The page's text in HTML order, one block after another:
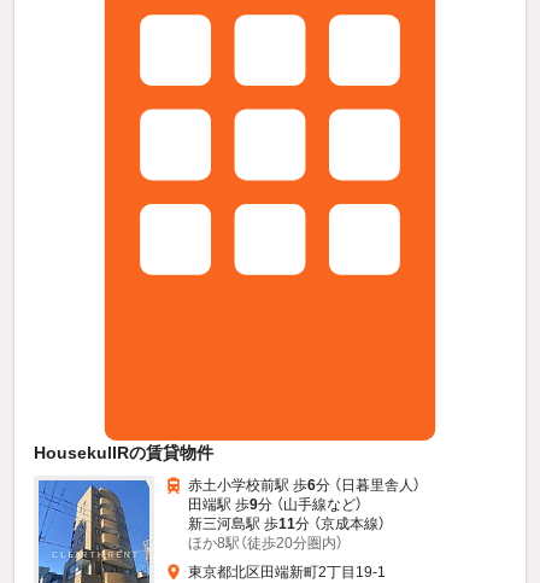
HousekulIRの賃貸物件
赤土小学校前駅 歩6分 （日暮里舎人）
田端駅 歩9分 （山手線など）
新三河島駅 歩11分 （京成本線）
ほか8駅（徒歩20分圏内）
東京都北区田端新町2丁目19-1